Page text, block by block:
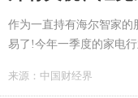
作为一直持有海尔智家的
易了!今年一季度的家电
来源： 中国财经界